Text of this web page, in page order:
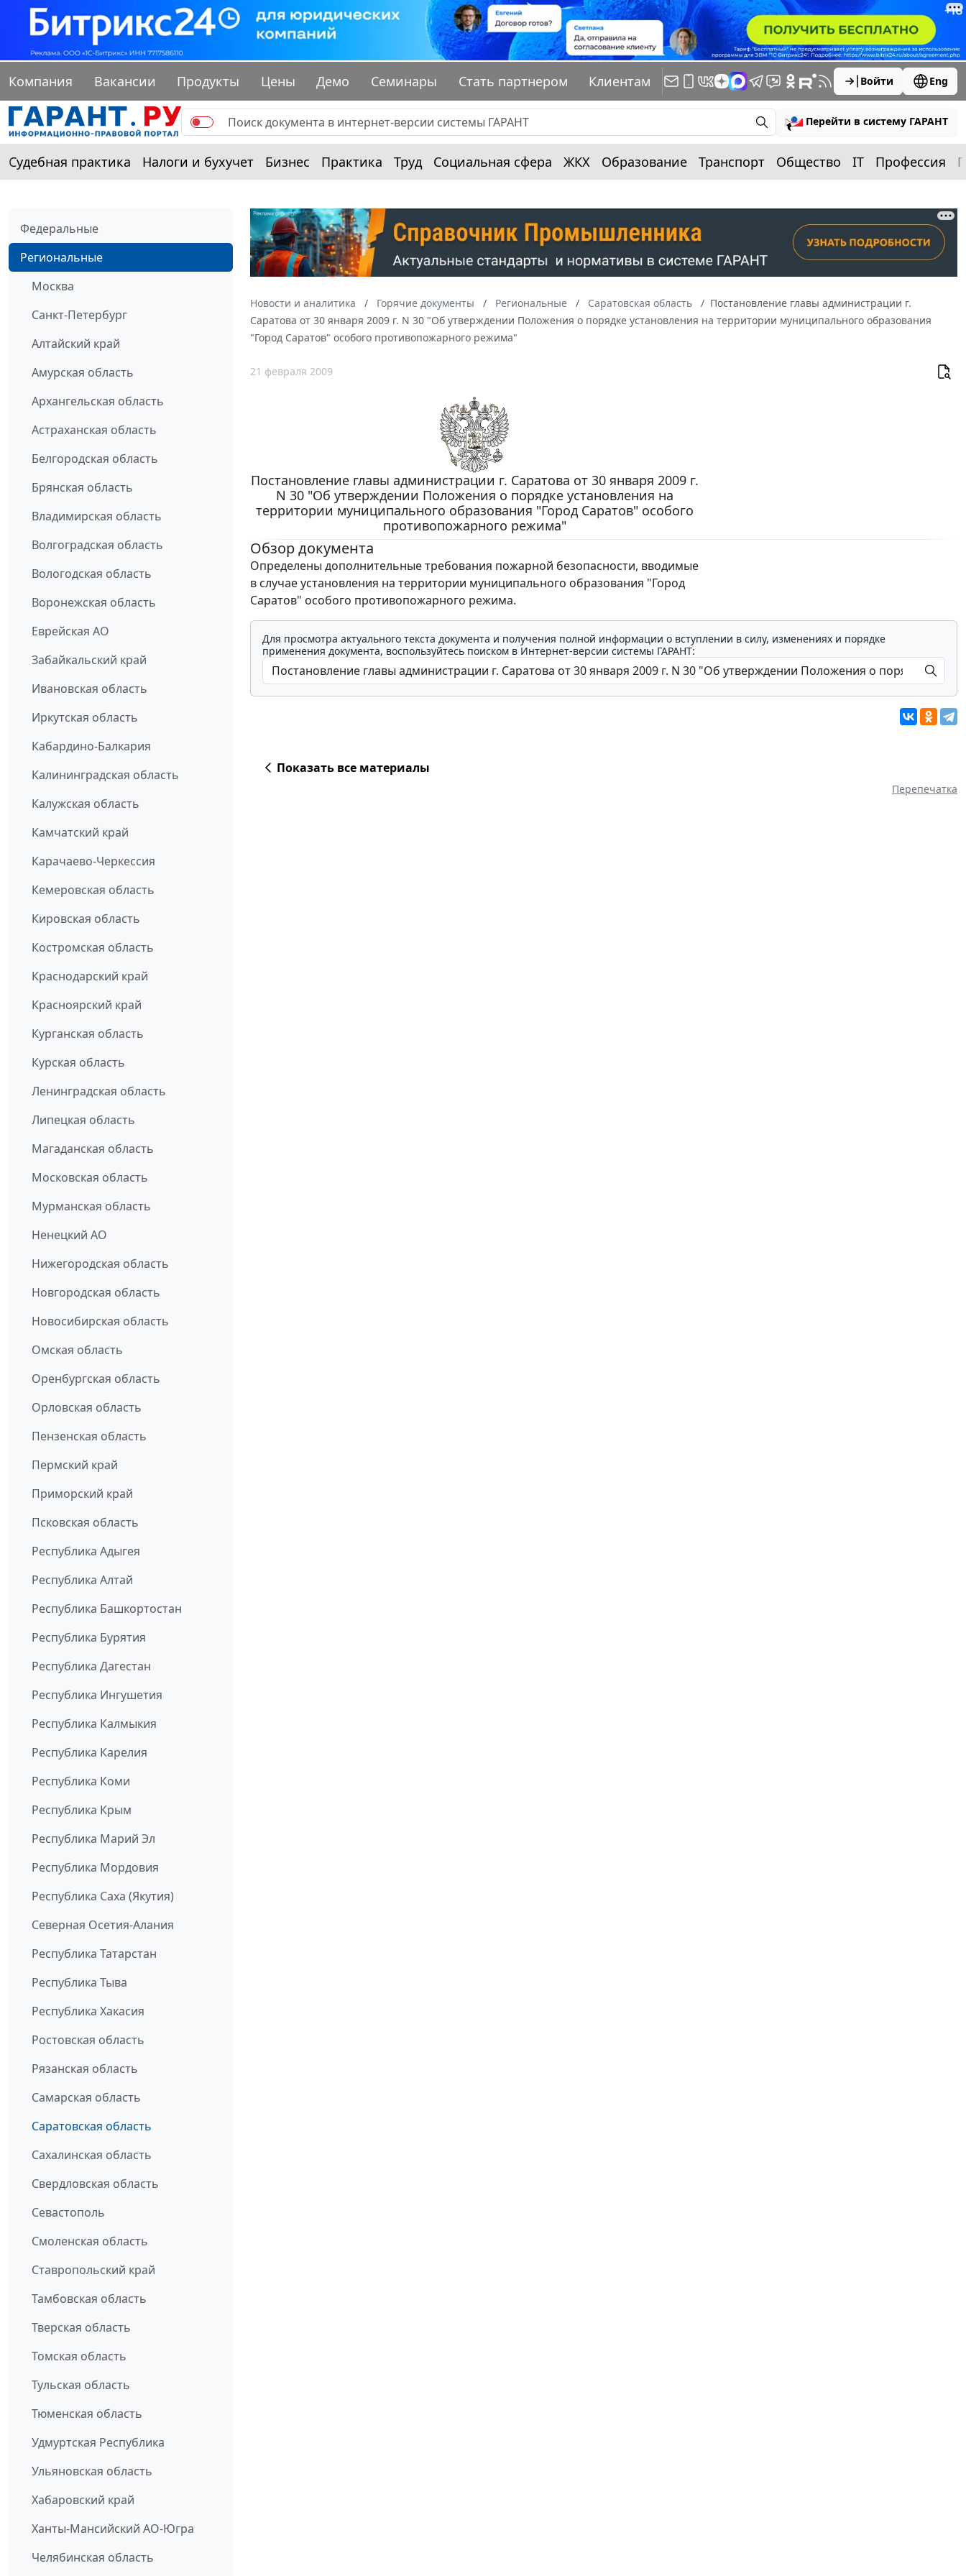
Компания Вакансии Продукты Цены Демо Семинары Стать партнером Клиентам Войти Eng
Перейти в систему ГАРАНТ
Судебная практика Налоги и бухучет Бизнес Практика Труд Социальная сфера ЖКХ Образование Транспорт Общество IT Профессия
Федеральные
Региональные
Москва
Санкт-Петербург
Алтайский край
Амурская область
Архангельская область
Астраханская область
Белгородская область
Брянская область
Владимирская область
Волгоградская область
Вологодская область
Воронежская область
Еврейская АО
Забайкальский край
Ивановская область
Иркутская область
Кабардино-Балкария
Калининградская область
Калужская область
Камчатский край
Карачаево-Черкессия
Кемеровская область
Кировская область
Костромская область
Краснодарский край
Красноярский край
Курганская область
Курская область
Ленинградская область
Липецкая область
Магаданская область
Московская область
Мурманская область
Ненецкий АО
Нижегородская область
Новгородская область
Новосибирская область
Омская область
Оренбургская область
Орловская область
Пензенская область
Пермский край
Приморский край
Псковская область
Республика Адыгея
Республика Алтай
Республика Башкортостан
Республика Бурятия
Республика Дагестан
Республика Ингушетия
Республика Калмыкия
Республика Карелия
Республика Коми
Республика Крым
Республика Марий Эл
Республика Мордовия
Республика Саха (Якутия)
Северная Осетия-Алания
Республика Татарстан
Республика Тыва
Республика Хакасия
Ростовская область
Рязанская область
Самарская область
Саратовская область
Сахалинская область
Свердловская область
Севастополь
Смоленская область
Ставропольский край
Тамбовская область
Тверская область
Томская область
Тульская область
Тюменская область
Удмуртская Республика
Ульяновская область
Хабаровский край
Ханты-Мансийский АО-Югра
Челябинская область
Новости и аналитика Горячие документы Региональные Саратовская область
Постановление главы администрации г.
Саратова от 30 января 2009 г. N 30 "Об утверждении Положения о порядке установления на территории муниципального образования
"Город Саратов" особого противопожарного режима"
21 февраля 2009
Постановление главы администрации г. Саратова от 30 января 2009 г.
N 30 "Об утверждении Положения о порядке установления на
территории муниципального образования "Город Саратов" особого
противопожарного режима"
Обзор документа
Определены дополнительные требования пожарной безопасности, вводимые
в случае установления на территории муниципального образования "Город
Саратов" особого противопожарного режима.
Для просмотра актуального текста документа и получения полной информации о вступлении в силу, изменениях и порядке
применения документа, воспользуйтесь поиском в Интернет-версии системы ГАРАНТ:
Показать все материалы
Перепечатка